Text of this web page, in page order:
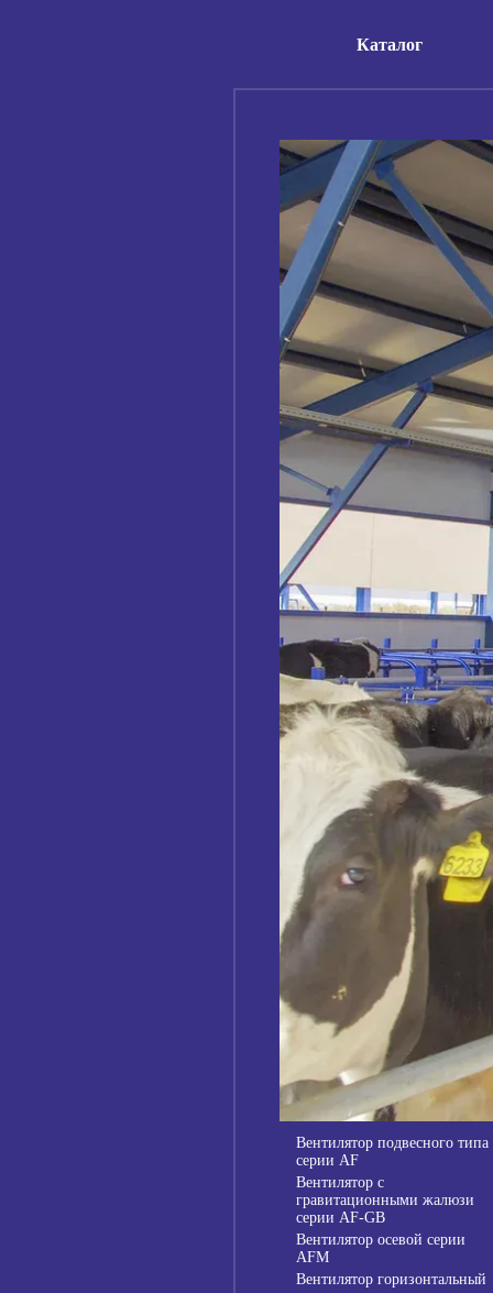
Каталог
Вентилятор подвесного типа
серии AF
Вентилятор с
гравитационными жалюзи
серии AF-GB
Вентилятор осевой серии
AFM
Вентилятор горизонтальный